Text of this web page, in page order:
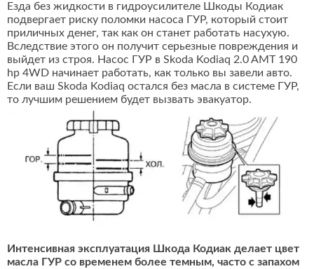
Езда без жидкости в гидроусилителе Шкоды Кодиак
подвергает риску поломки насоса ГУР, который стоит
приличных денег, так как он станет работать насухую.
Вследствие этого он получит серьезные повреждения и
выйдет из строя. Насос ГУР в Skoda Kodiaq 2.0 AMT 190
hp 4WD начинает работать, как только вы завели авто.
Если ваш Skoda Kodiaq остался без масла в системе ГУР,
то лучшим решением будет вызвать эвакуатор.
Интенсивная эксплуатация Шкода Кодиак делает цвет
масла ГУР со временем более темным, часто с запахом